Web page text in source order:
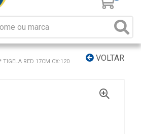
VOLTAR
TIGELA RED 17CM CX:120